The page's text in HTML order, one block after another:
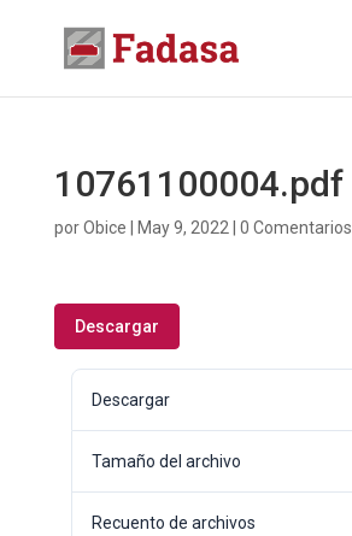
10761100004.pdf
porObice May 9, 2022 0 Comentarios
Descargar
Descargar
Tamaño del archivo
Recuento de archivos